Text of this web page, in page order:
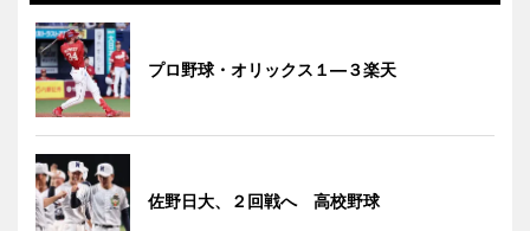
プロ野球・オリックス１―３楽天
佐野日大、２回戦へ 高校野球